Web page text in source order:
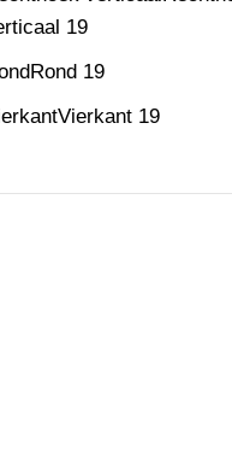
19
Rond 19
Vierkant 19